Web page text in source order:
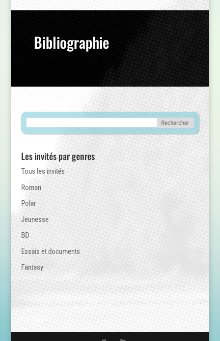
Bibliographie
Les invités par genres
Tous les invités
Roman
Polar
Jeunesse
BD
Essais et documents
Fantasy